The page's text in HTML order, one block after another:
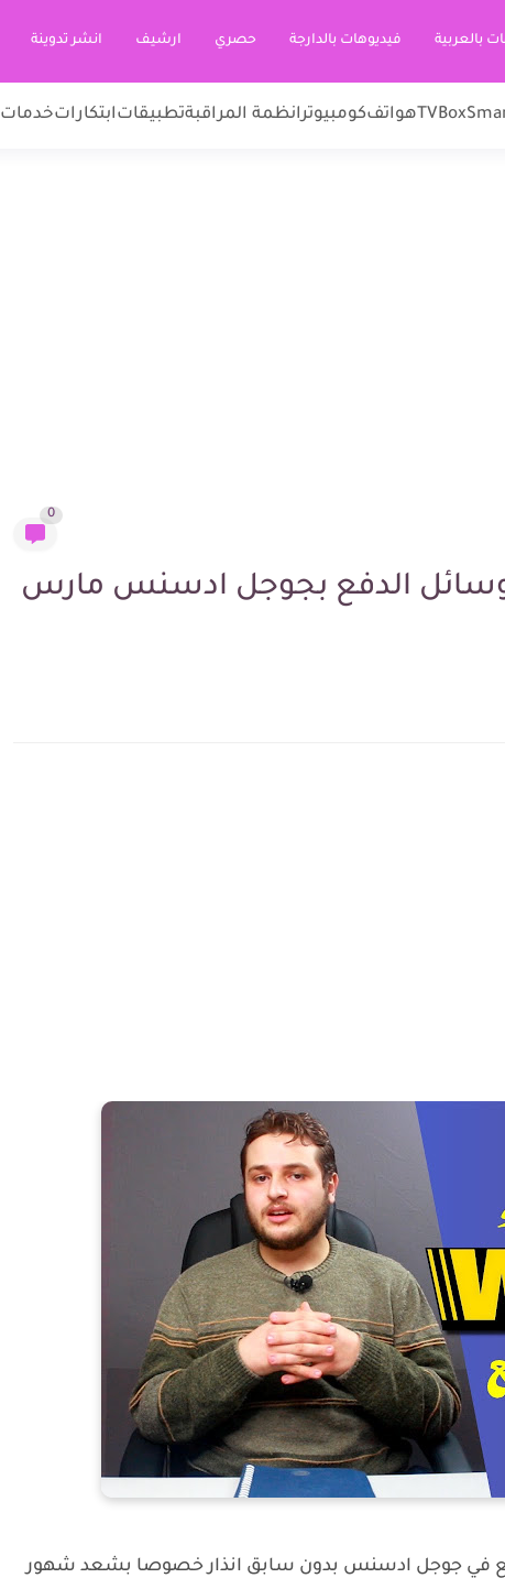
بالعربية فيديوهات بالدارجة حصري ارشيف انشر تدوينة
TVBox هواتفكومبيوترانظمة المراقبةتطبيقاتابتكاراتخدمات
0
الدفع بجوجل ادسنس مارس
في جوجل ادسنس بدون سابق انذار خصوصا بشعد شهور